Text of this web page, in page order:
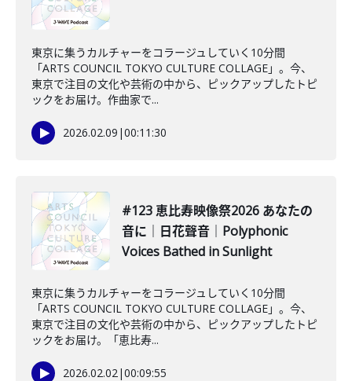
東京に集うカルチャーをコラージュしていく10分間
「ARTS COUNCIL TOKYO CULTURE COLLAGE」。今、
東京で注目の文化や芸術の中から、ピックアップしたトピ
ックをお届け。作曲家で...
2026.02.09 |00:11:30
#123 恵比寿映像祭2026 あなたの
音に｜日花聲音｜Polyphonic
Voices Bathed in Sunlight
東京に集うカルチャーをコラージュしていく10分間
「ARTS COUNCIL TOKYO CULTURE COLLAGE」。今、
東京で注目の文化や芸術の中から、ピックアップしたトピ
ックをお届け。「恵比寿...
2026.02.02|00:09:55